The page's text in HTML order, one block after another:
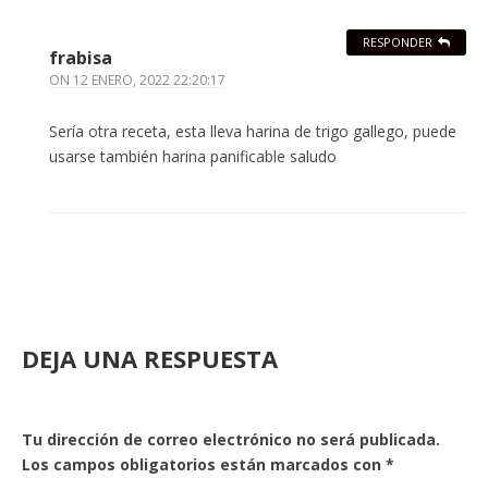
frabisa
ON 12 ENERO, 2022 22:20:17
Sería otra receta, esta lleva harina de trigo gallego, puede
usarse también harina panificable saludo
RESPONDER
DEJA UNA RESPUESTA
Tu dirección de correo electrónico no será publicada.
Los campos obligatorios están marcados con *